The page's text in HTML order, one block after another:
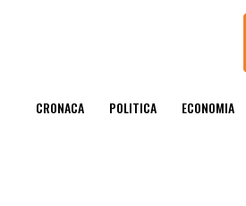
CRONACA POLITICA ECONOMIA